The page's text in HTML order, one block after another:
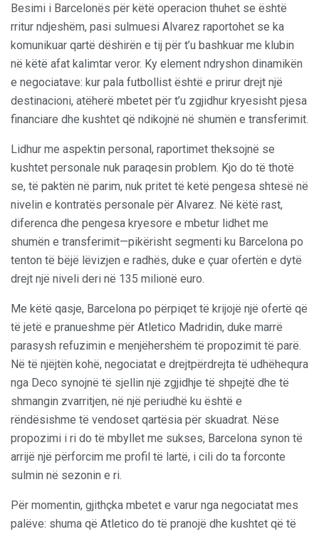
Besimi i Barcelonës për këtë operacion thuhet se është
rritur ndjeshëm, pasi sulmuesi Alvarez raportohet se ka
komunikuar qartë dëshirën e tij për t’u bashkuar me klubin
në këtë afat kalimtar veror. Ky element ndryshon dinamikën
e negociatave: kur pala futbollist është e prirur drejt një
destinacioni, atëherë mbetet për t’u zgjidhur kryesisht pjesa
financiare dhe kushtet që ndikojnë në shumën e transferimit.
Lidhur me aspektin personal, raportimet theksojnë se
kushtet personale nuk paraqesin problem. Kjo do të thotë
se, të paktën në parim, nuk pritet të ketë pengesa shtesë në
nivelin e kontratës personale për Alvarez. Në këtë rast,
diferenca dhe pengesa kryesore e mbetur lidhet me
shumën e transferimit—pikërisht segmenti ku Barcelona po
tenton të bëjë lëvizjen e radhës, duke e çuar ofertën e dytë
drejt një niveli deri në 135 milionë euro.
Me këtë qasje, Barcelona po përpiqet të krijojë një ofertë që
të jetë e pranueshme për Atletico Madridin, duke marrë
parasysh refuzimin e menjëhershëm të propozimit të parë.
Në të njëjtën kohë, negociatat e drejtpërdrejta të udhëhequra
nga Deco synojnë të sjellin një zgjidhje të shpejtë dhe të
shmangin zvarritjen, në një periudhë ku është e
rëndësishme të vendoset qartësia për skuadrat. Nëse
propozimi i ri do të mbyllet me sukses, Barcelona synon të
arrijë një përforcim me profil të lartë, i cili do ta forconte
sulmin në sezonin e ri.
Për momentin, gjithçka mbetet e varur nga negociatat mes
palëve: shuma që Atletico do të pranojë dhe kushtet që të